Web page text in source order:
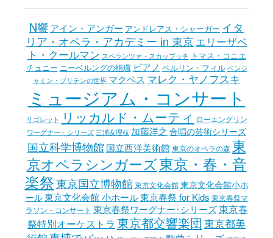
N響アイン・アンガー アンドレアス・シャーガー イタ
リア・オペラ・アカデミー in 東京エリーザベ
ト・クールマン スペランツァ・スカップッチ トマス・コニエ
チュニー ニーベルングの指環 ピアノ ベルリン・フィル ベンジ
ャミン・ブリテンの世界 マクベス マレク・ヤノフスキ
ミュージアム・コンサート
リゴレット リッカルド・ムーティ ローエングリン
ワーグナー・シリーズ 三浦友理枝 加藤洋之 合唱の芸術シリーズ
国立科学博物館 国立西洋美術館 東京のオペラの森 東
京オペラシンガーズ東京・春・音
楽祭東京国立博物館 東京文化会館 東京文化会館小ホ
ール東京文化会館 小ホール東京春祭 for Kids 東京春祭マ
ラソン・コンサート 東京春祭ワーグナー･シリーズ東京春
祭特別オーケストラ 東京都交響楽団 東京都美